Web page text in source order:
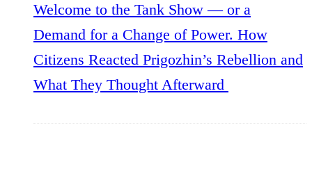
Welcome to the Tank Show — or a
Demand for a Change of Power. How
Citizens Reacted Prigozhin’s Rebellion and
What They Thought Afterward